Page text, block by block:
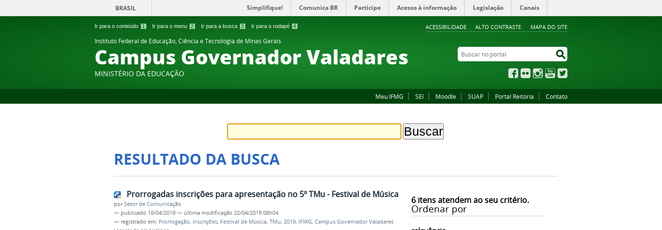
Ir para o conteúdo 1 Ir para o menu 2 Ir para a busca 3 Ir para o rodapé 4 ACESSIBILIDADE ALTO CONTRASTE MAPA DO SITE
BRASIL Simplifique! Comunica BR Participe Acesso à informação Legislação Canais
Instituto Federal de Educação, Ciência e Tecnologia de Minas Gerais
Campus Governador Valadares
MINISTÉRIO DA EDUCAÇÃO
Buscar no portal
Facebook
Flickr InstagramYouTube
Meu IFMG SEI Moodle SUAP Portal Reitoria Contato
RESULTADO DA BUSCA
6itens atendem ao seu critério.
Ordenar por
Prorrogadas inscrições para apresentação no 5º TMu - Festival de Música
porSetor de Comunicação
— publicado 18/04/2019 — última modificação 22/04/2019 08h04
— registrado em: Prorrogação, Inscrições, Festival de Música, TMu, 2019, IFMG, Campus Governador Valadares